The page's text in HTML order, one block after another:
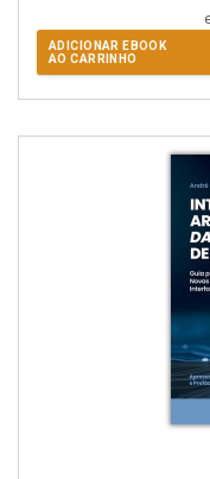
ADICIONAR EBOOK
AO CARRINHO